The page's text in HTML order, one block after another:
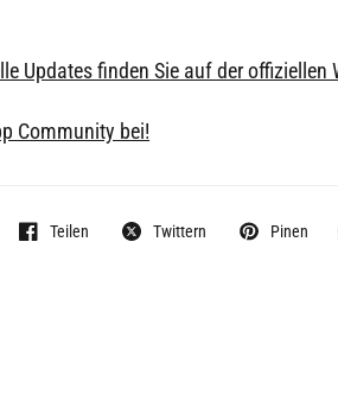
Updates finden Sie auf der offiziellen
Community bei!
Teilen Twittern Pinen